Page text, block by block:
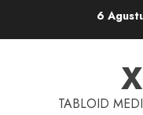
6
TABLOID